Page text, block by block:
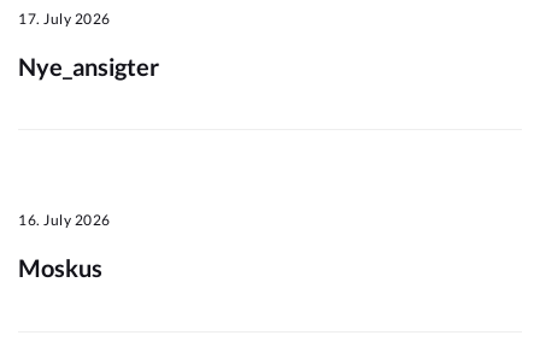
17. July 2026
Nye_ansigter
16. July 2026
Moskus